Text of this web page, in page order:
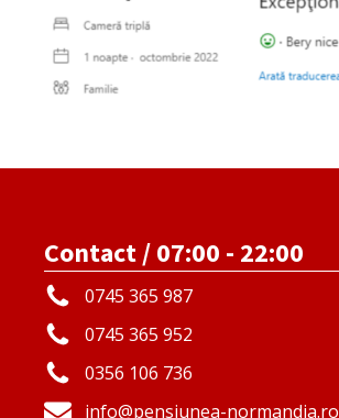
Contact / 07:00 - 22:00
0745 365 987
0745 365 952
0356 106 736
info@pensiunea-normandia.ro